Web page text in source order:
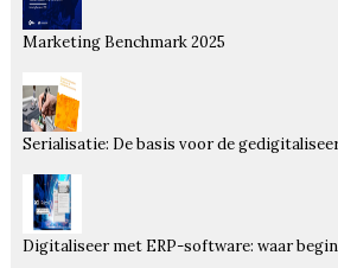
Marketing Benchmark 2025
Serialisatie: De basis voor de
Digitaliseer met ERP-software: waar begin